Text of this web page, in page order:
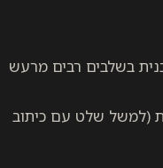
בשלבים רבים מרעש
(למשל שלט עם כיתוב